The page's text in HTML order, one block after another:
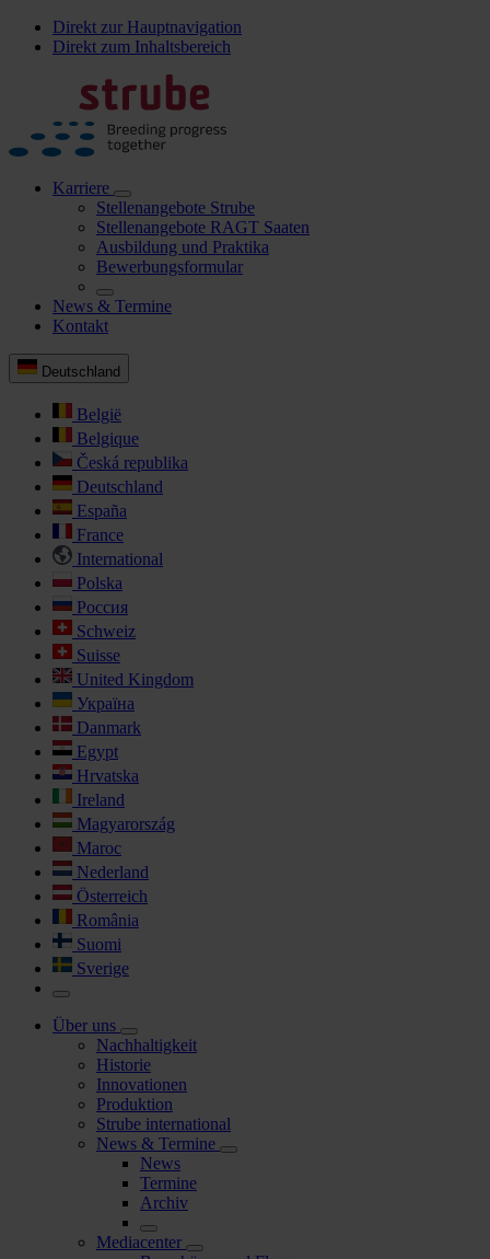
Direkt zur Hauptnavigation
Direkt zum Inhaltsbereich
Karriere
Stellenangebote Strube
Stellenangebote RAGT Saaten
Ausbildung und Praktika
Bewerbungsformular
News & Termine
Kontakt
Deutschland
België
Belgique
Česká republika
Deutschland
España
France
International
Polska
Россия
Schweiz
Suisse
United Kingdom
Україна
Danmark
Egypt
Hrvatska
Ireland
Magyarország
Maroc
Nederland
Österreich
România
Suomi
Sverige
Über uns
Nachhaltigkeit
Historie
Innovationen
Produktion
Strube international
News & Termine
News
Termine
Archiv
Mediacenter